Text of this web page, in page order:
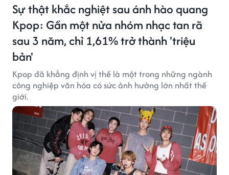
Sự thật khắc nghiệt sau ánh hào quang
Kpop: Gần một nửa nhóm nhạc tan rã
sau 3 năm, chỉ 1,61% trở thành 'triệu
bản'
Kpop đã khẳng định vị thế là một trong những ngành
công nghiệp văn hóa có sức ảnh hưởng lớn nhất thế
giới.